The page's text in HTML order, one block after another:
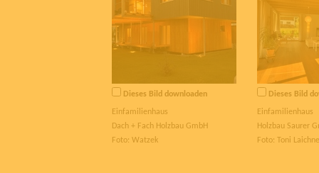
Dieses Bild downloaden
Einfamilienhaus
Dach + Fach Holzbau GmbH
Foto: Watzek
Dieses Bild
Einfamilienhaus
Holzbau Saurer
Foto: Toni